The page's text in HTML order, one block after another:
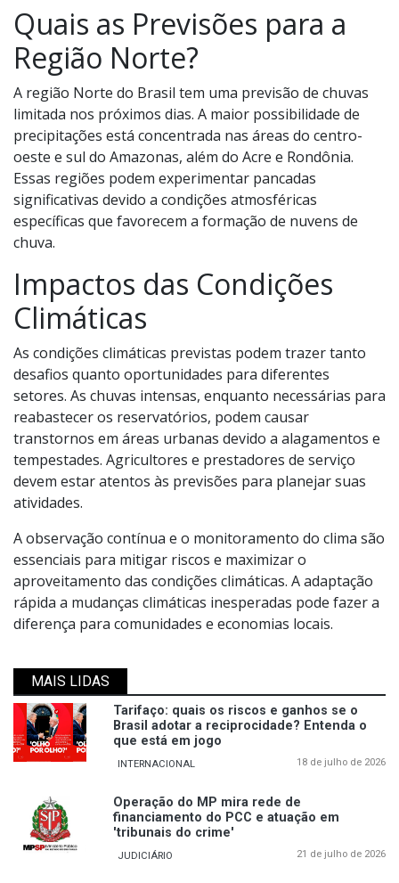
Quais as Previsões para a
Região Norte?
A região Norte do Brasil tem uma previsão de chuvas
limitada nos próximos dias. A maior possibilidade de
precipitações está concentrada nas áreas do centro-
oeste e sul do Amazonas, além do Acre e Rondônia.
Essas regiões podem experimentar pancadas
significativas devido a condições atmosféricas
específicas que favorecem a formação de nuvens de
chuva.
Impactos das Condições
Climáticas
As condições climáticas previstas podem trazer tanto
desafios quanto oportunidades para diferentes
setores. As chuvas intensas, enquanto necessárias para
reabastecer os reservatórios, podem causar
transtornos em áreas urbanas devido a alagamentos e
tempestades. Agricultores e prestadores de serviço
devem estar atentos às previsões para planejar suas
atividades.
A observação contínua e o monitoramento do clima são
essenciais para mitigar riscos e maximizar o
aproveitamento das condições climáticas. A adaptação
rápida a mudanças climáticas inesperadas pode fazer a
diferença para comunidades e economias locais.
MAIS LIDAS
Tarifaço: quais os riscos e ganhos se o
Brasil adotar a reciprocidade? Entenda o
que está em jogo
INTERNACIONAL 18 de julho de 2026
Operação do MP mira rede de
financiamento do PCC e atuação em
'tribunais do crime'
JUDICIÁRIO 21 de julho de 2026